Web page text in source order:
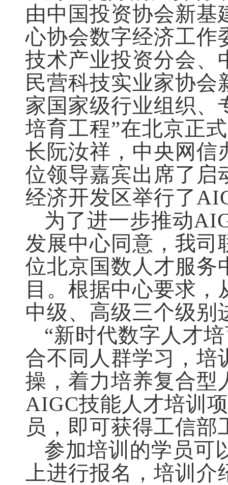
由中国投资协会新基
心协会数字经济工作
技术产业投资分会、
民营科技实业家协会
家国家级行业组织、
培育工程”在北京正
长阮汝祥，中央网信
位领导嘉宾出席了启
经济开发区举行了
为了进一步推动
发展中心同意，我司
位北京国数人才服务
目。根据中心要求，
中级、高级三个级别
“新时代数字人才
合不同人群学习，培
操，着力培养复合型
AIGC技能人才培训
员，即可获得工信
参加培训的学员可
上进行报名，培训介